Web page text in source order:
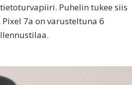
Puhelin tukee siis
7a on varusteltuna 6